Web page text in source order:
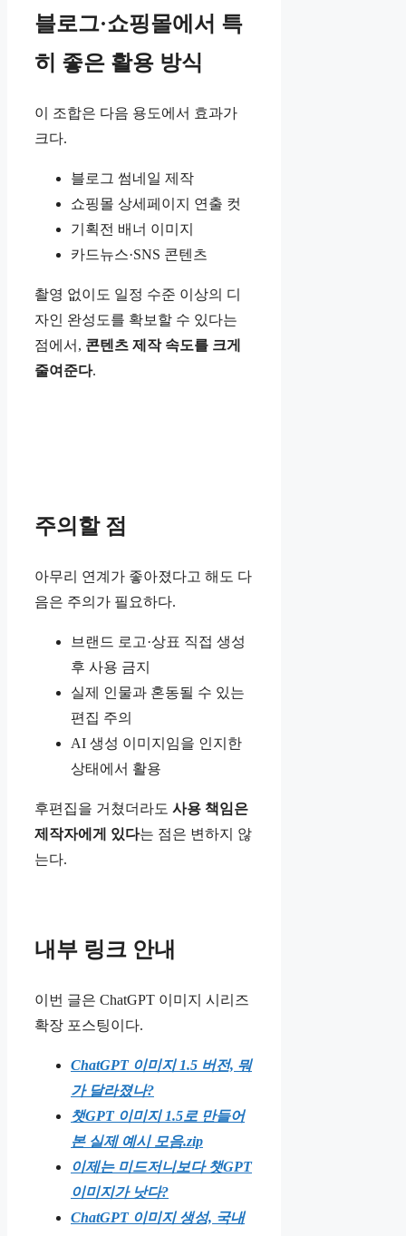
블로그·쇼핑몰에서 특
히 좋은 활용 방식
이 조합은 다음 용도에서 효과가
크다.
블로그 썸네일 제작
쇼핑몰 상세페이지 연출 컷
기획전 배너 이미지
카드뉴스·SNS 콘텐츠
촬영 없이도 일정 수준 이상의 디
자인 완성도를 확보할 수 있다는
점에서, 콘텐츠 제작 속도를 크게
줄여준다.
주의할 점
아무리 연계가 좋아졌다고 해도 다
음은 주의가 필요하다.
브랜드 로고·상표 직접 생성
후 사용 금지
실제 인물과 혼동될 수 있는
편집 주의
AI 생성 이미지임을 인지한
상태에서 활용
후편집을 거쳤더라도 사용 책임은
제작자에게 있다는 점은 변하지 않
는다.
내부 링크 안내
이번 글은 ChatGPT 이미지 시리즈
확장 포스팅이다.
ChatGPT 이미지 1.5 버전, 뭐
가 달라졌나?
챗GPT 이미지 1.5로 만들어
본 실제 예시 모음.zip
이제는 미드저니보다 챗GPT
이미지가 낫다?
ChatGPT 이미지 생성, 국내